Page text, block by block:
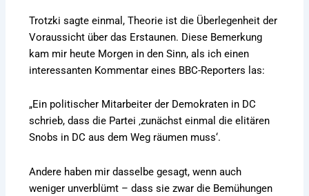
Trotzki sagte einmal, Theorie ist die Überlegenheit der
Voraussicht über das Erstaunen. Diese Bemerkung
kam mir heute Morgen in den Sinn, als ich einen
interessanten Kommentar eines BBC-Reporters las:
„Ein politischer Mitarbeiter der Demokraten in DC
schrieb, dass die Partei ‚zunächst einmal die elitären
Snobs in DC aus dem Weg räumen muss‘.
Andere haben mir dasselbe gesagt, wenn auch
weniger unverblümt – dass sie zwar die Bemühungen